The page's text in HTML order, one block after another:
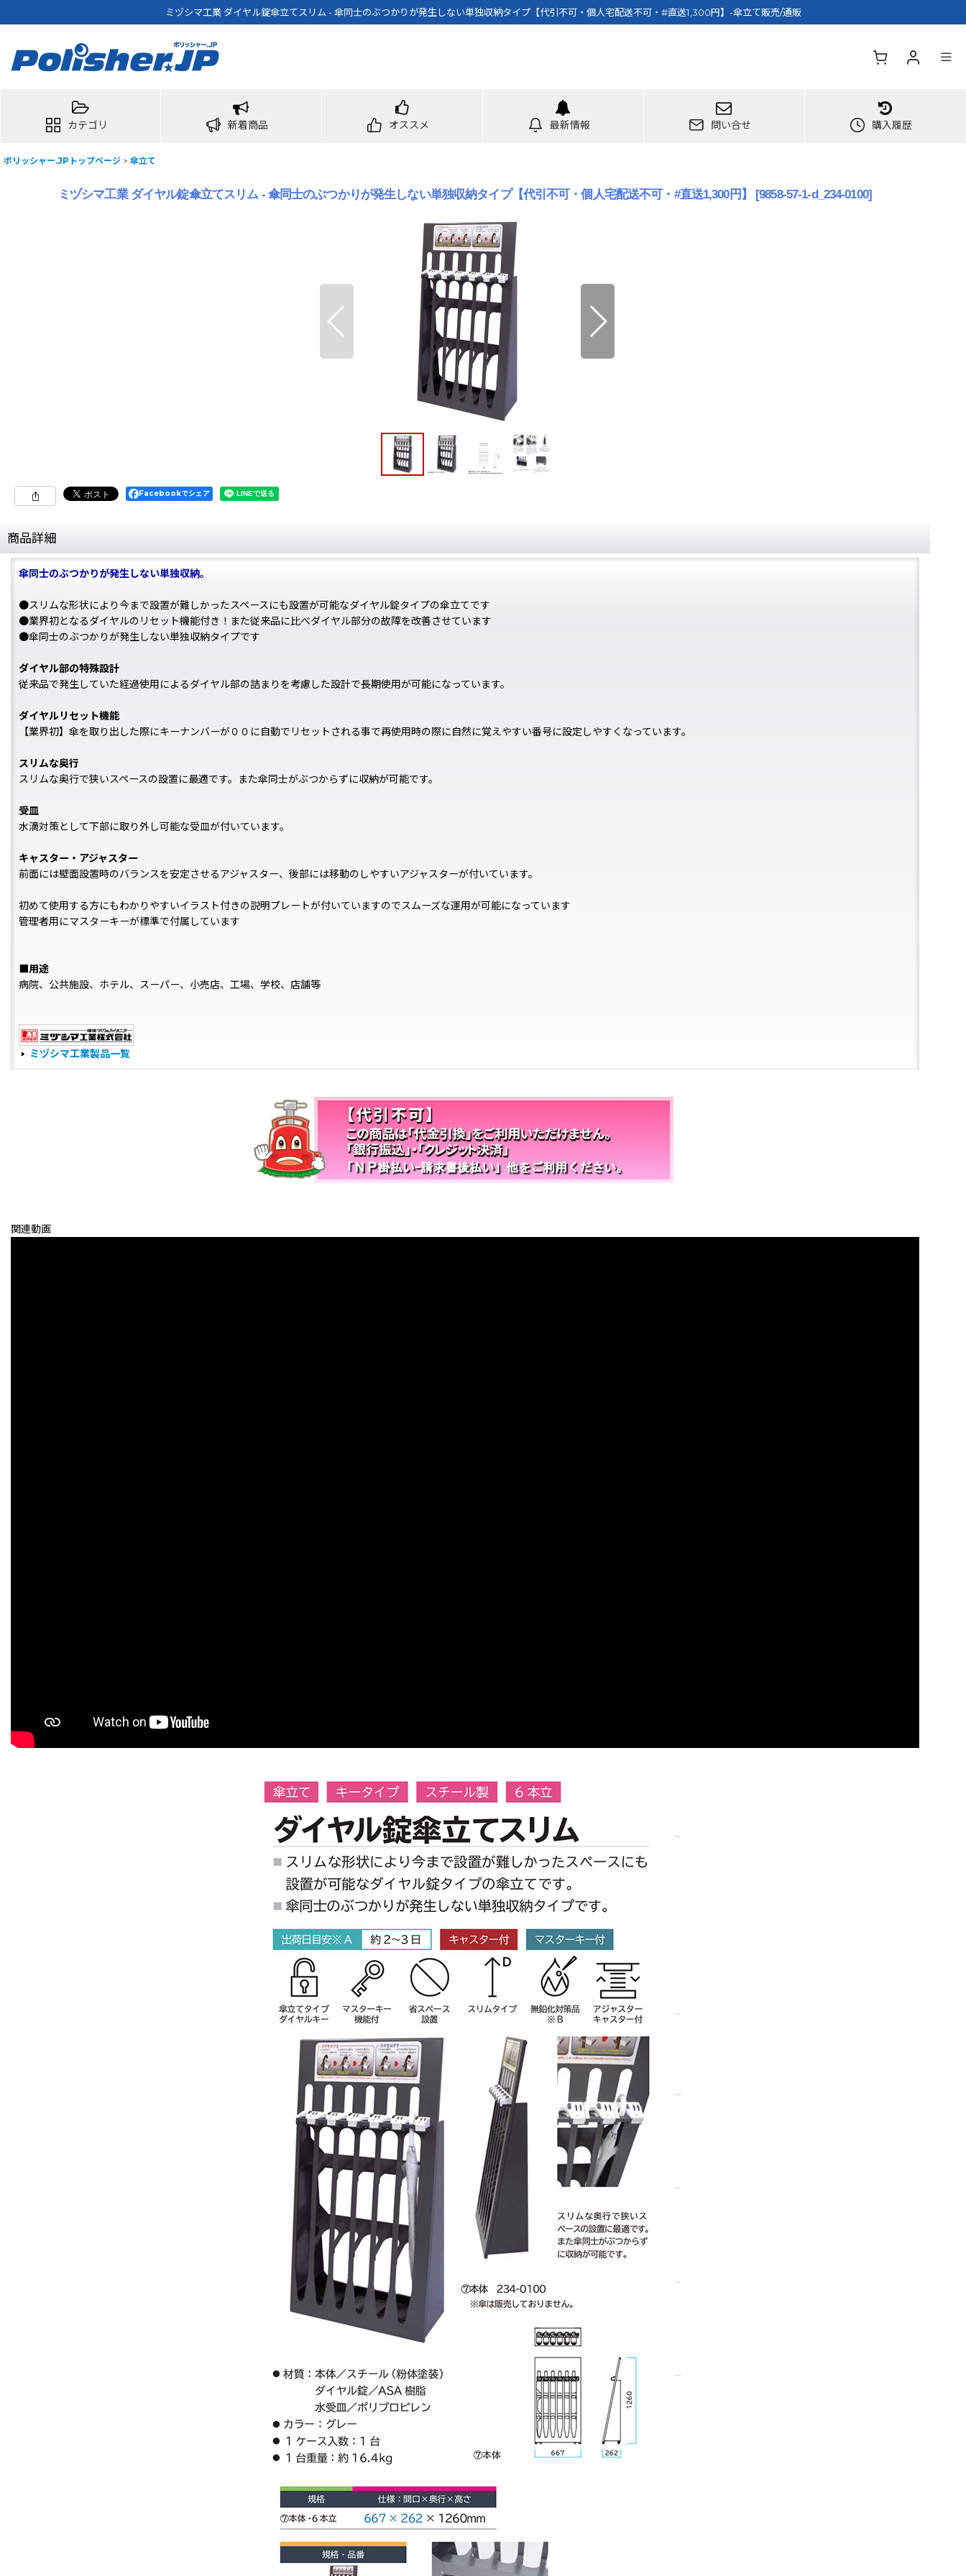
ミヅシマ工業 ダイヤル錠傘立てスリム - 傘同士のぶつかりが発生しない単独収納タイプ【代引不可・個人宅配送不可・#直送1,300円】-傘立て販売/通販
カテゴリ 新着商品 オススメ 最新情報 問い合せ 購入履歴
ポリッシャー.JPトップページ > 傘立て
ミヅシマ工業 ダイヤル錠傘立てスリム - 傘同士のぶつかりが発生しない単独収納タイプ【代引不可・個人宅配送不可・#直送1,300円】 [9858-57-1-d_234-0100]
Facebookでシェア
商品詳細
傘同士のぶつかりが発生しない単独収納。
●スリムな形状により今まで設置が難しかったスペースにも設置が可能なダイヤル錠タイプの傘立てです
●業界初となるダイヤルのリセット機能付き！また従来品に比べダイヤル部分の故障を改善させています
●傘同士のぶつかりが発生しない単独収納タイプです
ダイヤル部の特殊設計
従来品で発生していた経過使用によるダイヤル部の詰まりを考慮した設計で長期使用が可能になっています。
ダイヤルリセット機能
【業界初】傘を取り出した際にキーナンバーが００に自動でリセットされる事で再使用時の際に自然に覚えやすい番号に設定しやすくなっています。
スリムな奥行
スリムな奥行で狭いスペースの設置に最適です。また傘同士がぶつからずに収納が可能です。
受皿
水滴対策として下部に取り外し可能な受皿が付いています。
キャスター・アジャスター
前面には壁面設置時のバランスを安定させるアジャスター、後部には移動のしやすいアジャスターが付いています。
初めて使用する方にもわかりやすいイラスト付きの説明プレートが付いていますのでスムーズな運用が可能になっています
管理者用にマスターキーが標準で付属しています
■用途
病院、公共施設、ホテル、スーパー、小売店、工場、学校、店舗等
ミヅシマ工業製品一覧
関連動画